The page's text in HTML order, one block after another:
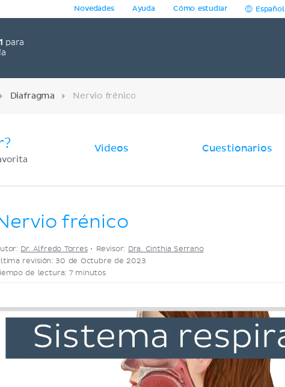
para
Novedades Ayuda Cómo estudiar Español
Diafragma Nervio frénico
Videos Cuestionarios
frénico
Dr. Alfredo Torres• Revisor: Dra. Cinthia Serrano
revisión: 30 de Octubre de 2023
de lectura: 7 minutos